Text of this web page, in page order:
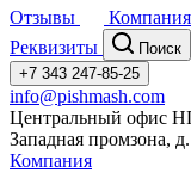
Отзывы
Компания
Реквизиты
Поиск
+7 343 247-85-25
info@pishmash.com
Центральный офис
Западная промзона,
Компания